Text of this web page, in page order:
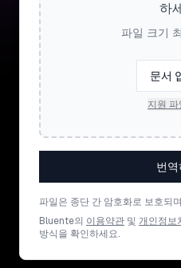
하
파일 크기
문서
지원 파
번역
파일은 종단 간 암호화로 보호되
Bluente의 이용약관 및 개인정보
방식을 확인하세요.